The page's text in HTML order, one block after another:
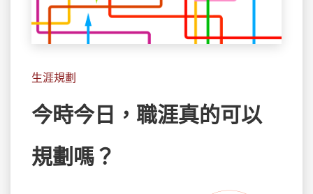
生涯規劃
今時今日，職涯真的可以
規劃嗎？